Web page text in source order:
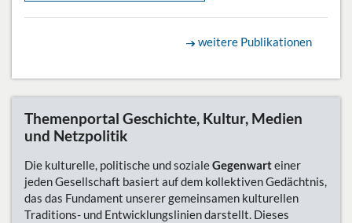
weitere Publikationen
Themenportal Geschichte, Kultur, Medien
und Netzpolitik
Die kulturelle, politische und sozialeGegenwarteiner
jeden Gesellschaft basiert auf dem kollektiven Gedächtnis,
das das Fundament unserer gemeinsamen kulturellen
Traditions- und Entwicklungslinien darstellt. Dieses